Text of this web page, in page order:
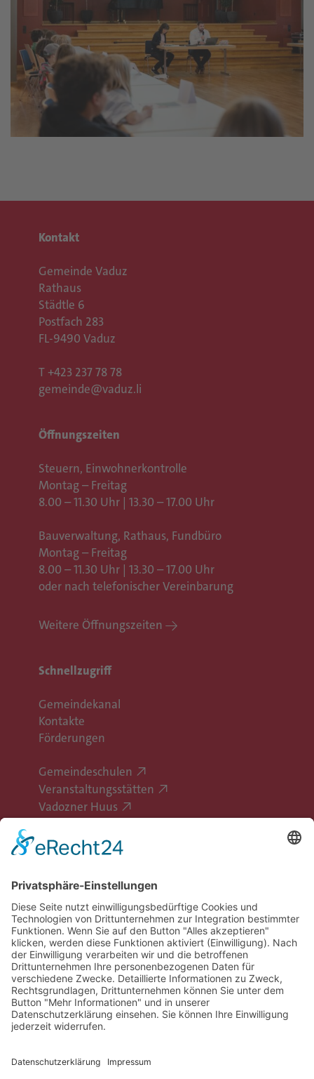
Kontakt
Gemeinde Vaduz
Rathaus
Städtle 6
Postfach 283
FL-9490 Vaduz
T +423 237 78 78
gemeinde@vaduz.li
Öffnungszeiten
Steuern, Einwohnerkontrolle
Montag – Freitag
8.00 – 11.30 Uhr | 13.30 – 17.00 Uhr
Bauverwaltung, Rathaus, Fundbüro
Montag – Freitag
8.00 – 11.30 Uhr | 13.30 – 17.00 Uhr
oder nach telefonischer Vereinbarung
Weitere Öffnungszeiten
Schnellzugriff
Gemeindekanal
Kontakte
Förderungen
Gemeindeschulen
Veranstaltungsstätten
Vadozner Huus